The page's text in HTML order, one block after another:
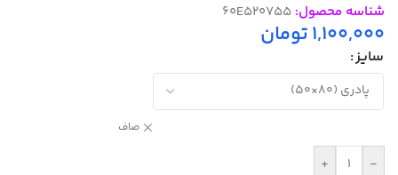
شناسه محصول: 60E520755
1,100,000تومان
سایز
صاف
-
+